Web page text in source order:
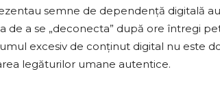
semne de dependență digitală
de a se „deconecta” după ore întregi
excesiv de conținut digital nu este
legăturilor umane autentice.